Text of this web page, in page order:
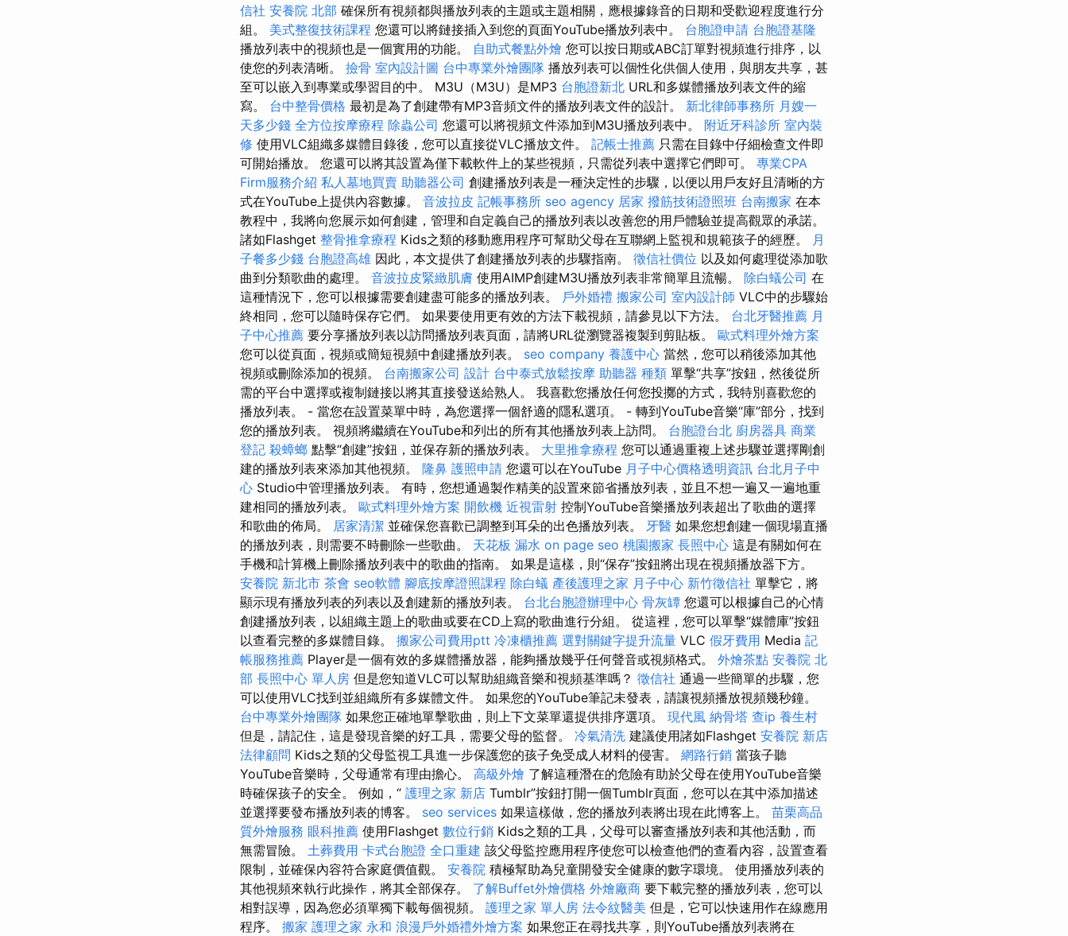
信社 安養院 北部 確保所有視頻都與播放列表的主題或主題相關，應根據錄音的日期和受歡迎程度進行分
組。 美式整復技術課程 您還可以將鏈接插入到您的頁面YouTube播放列表中。 台胞證申請 台胞證基隆
播放列表中的視頻也是一個實用的功能。 自助式餐點外燴 您可以按日期或ABC訂單對視頻進行排序，以
使您的列表清晰。 撿骨 室內設計圖 台中專業外燴團隊 播放列表可以個性化供個人使用，與朋友共享，甚
至可以嵌入到專業或學習目的中。 M3U（M3U）是MP3 台胞證新北 URL和多媒體播放列表文件的縮
寫。 台中整骨價格 最初是為了創建帶有MP3音頻文件的播放列表文件的設計。 新北律師事務所 月嫂一
天多少錢 全方位按摩療程 除蟲公司 您還可以將視頻文件添加到M3U播放列表中。 附近牙科診所 室內裝
修 使用VLC組織多媒體目錄後，您可以直接從VLC播放文件。 記帳士推薦 只需在目錄中仔細檢查文件即
可開始播放。 您還可以將其設置為僅下載軟件上的某些視頻，只需從列表中選擇它們即可。 專業CPA
Firm服務介紹 私人墓地買賣 助聽器公司 創建播放列表是一種決定性的步驟，以便以用戶友好且清晰的方
式在YouTube上提供內容數據。 音波拉皮 記帳事務所 seo agency 居家 撥筋技術證照班 台南搬家 在本
教程中，我將向您展示如何創建，管理和自定義自己的播放列表以改善您的用戶體驗並提高觀眾的承諾。
諸如Flashget 整骨推拿療程 Kids之類的移動應用程序可幫助父母在互聯網上監視和規範孩子的經歷。
月
子餐多少錢 台胞證高雄 因此，本文提供了創建播放列表的步驟指南。 徵信社價位 以及如何處理從添加歌
曲到分類歌曲的處理。 音波拉皮緊緻肌膚 使用AIMP創建M3U播放列表非常簡單且流暢。 除白蟻公司 在
這種情況下，您可以根據需要創建盡可能多的播放列表。 戶外婚禮 搬家公司 室內設計師 VLC中的步驟始
終相同，您可以隨時保存它們。 如果要使用更有效的方法下載視頻，請參見以下方法。 台北牙醫推薦 月
子中心推薦 要分享播放列表以訪問播放列表頁面，請將URL從瀏覽器複製到剪貼板。 歐式料理外燴方案
您可以從頁面，視頻或簡短視頻中創建播放列表。 seo company 養護中心 當然，您可以稍後添加其他
視頻或刪除添加的視頻。 台南搬家公司 設計 台中泰式放鬆按摩 助聽器 種類 單擊“共享”按鈕，然後從所
需的平台中選擇或複制鏈接以將其直接發送給熟人。 我喜歡您播放任何您投擲的方式，我特別喜歡您的
播放列表。 - 當您在設置菜單中時，為您選擇一個舒適的隱私選項。 - 轉到YouTube音樂“庫”部分，找到
您的播放列表。 視頻將繼續在YouTube和列出的所有其他播放列表上訪問。 台胞證台北 廚房器具 商業
登記 殺蟑螂 點擊“創建”按鈕，並保存新的播放列表。 大里推拿療程 您可以通過重複上述步驟並選擇剛創
建的播放列表來添加其他視頻。 隆鼻 護照申請 您還可以在YouTube 月子中心價格透明資訊 台北月子中
心 Studio中管理播放列表。 有時，您想通過製作精美的設置來節省播放列表，並且不想一遍又一遍地重
建相同的播放列表。 歐式料理外燴方案 開飲機 近視雷射 控制YouTube音樂播放列表超出了歌曲的選擇
和歌曲的佈局。 居家清潔 並確保您喜歡已調整到耳朵的出色播放列表。 牙醫 如果您想創建一個現場直播
的播放列表，則需要不時刪除一些歌曲。 天花板 漏水 on page seo 桃園搬家 長照中心 這是有關如何在
手機和計算機上刪除播放列表中的歌曲的指南。 如果是這樣，則“保存”按鈕將出現在視頻播放器下方。
安養院 新北市 茶會 seo軟體 腳底按摩證照課程 除白蟻 產後護理之家 月子中心 新竹徵信社 單擊它，將
顯示現有播放列表的列表以及創建新的播放列表。 台北台胞證辦理中心 骨灰罈 您還可以根據自己的心情
創建播放列表，以組織主題上的歌曲或要在CD上寫的歌曲進行分組。 從這裡，您可以單擊“媒體庫”按鈕
以查看完整的多媒體目錄。 搬家公司費用ptt 冷凍櫃推薦 選對關鍵字提升流量 VLC 假牙費用 Media 記
帳服務推薦 Player是一個有效的多媒體播放器，能夠播放幾乎任何聲音或視頻格式。 外燴茶點 安養院 北
部 長照中心 單人房 但是您知道VLC可以幫助組織音樂和視頻基準嗎？ 徵信社 通過一些簡單的步驟，您
可以使用VLC找到並組織所有多媒體文件。 如果您的YouTube筆記未發表，請讓視頻播放視頻幾秒鐘。
台中專業外燴團隊 如果您正確地單擊歌曲，則上下文菜單還提供排序選項。 現代風 納骨塔 查ip 養生村
但是，請記住，這是發現音樂的好工具，需要父母的監督。 冷氣清洗 建議使用諸如Flashget 安養院 新店
法律顧問 Kids之類的父母監視工具進一步保護您的孩子免受成人材料的侵害。 網路行銷 當孩子聽
YouTube音樂時，父母通常有理由擔心。 高級外燴 了解這種潛在的危險有助於父母在使用YouTube音樂
時確保孩子的安全。 例如，“ 護理之家 新店 Tumblr”按鈕打開一個Tumblr頁面，您可以在其中添加描述
並選擇要發布播放列表的博客。 seo services 如果這樣做，您的播放列表將出現在此博客上。 苗栗高品
質外燴服務 眼科推薦 使用Flashget 數位行銷 Kids之類的工具，父母可以審查播放列表和其他活動，而
無需冒險。 土葬費用 卡式台胞證 全口重建 該父母監控應用程序使您可以檢查他們的查看內容，設置查看
限制，並確保內容符合家庭價值觀。 安養院 積極幫助為兒童開發安全健康的數字環境。 使用播放列表的
其他視頻來執行此操作，將其全部保存。 了解Buffet外燴價格 外燴廠商 要下載完整的播放列表，您可以
相對誤導，因為您必須單獨下載每個視頻。 護理之家 單人房 法令紋醫美 但是，它可以快速用作在線應用
程序。 搬家 護理之家 永和 浪漫戶外婚禮外燴方案 如果您正在尋找共享，則YouTube播放列表將在